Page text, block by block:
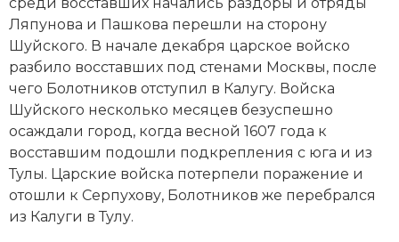
Ляпунова и Пашкова перешли на сторону
Шуйского. В начале декабря царское войско
разбило восставших под стенами Москвы, после
чего Болотников отступил в Калугу. Войска
Шуйского несколько месяцев безуспешно
осаждали город, когда весной 1607 года к
восставшим подошли подкрепления с юга и из
Тулы. Царские войска потерпели поражение и
отошли к Серпухову, Болотников же перебрался
из Калуги в Тулу.